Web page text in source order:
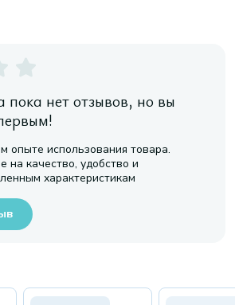
пока нет отзывов, но вы
опыте использования товара.
на качество, удобство и
характеристикам